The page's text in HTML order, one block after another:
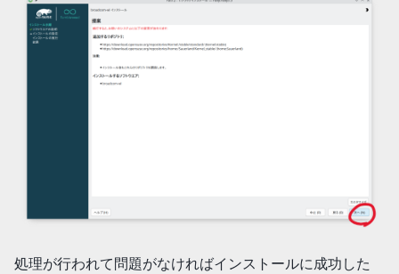
処理が行われて問題がなければインストールに成功した